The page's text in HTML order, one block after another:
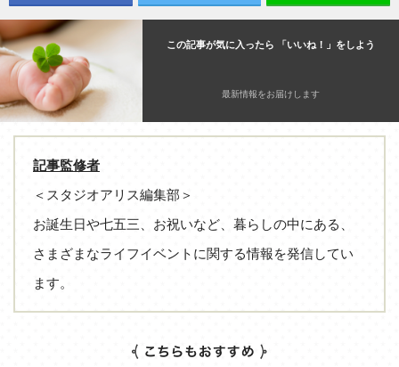
この記事が気に入ったら 「いいね！」をしよう
最新情報をお届けします
記事監修者
＜スタジオアリス編集部＞
お誕生日や七五三、お祝いなど、暮らしの中にある、
さまざまなライフイベントに関する情報を発信してい
ます。